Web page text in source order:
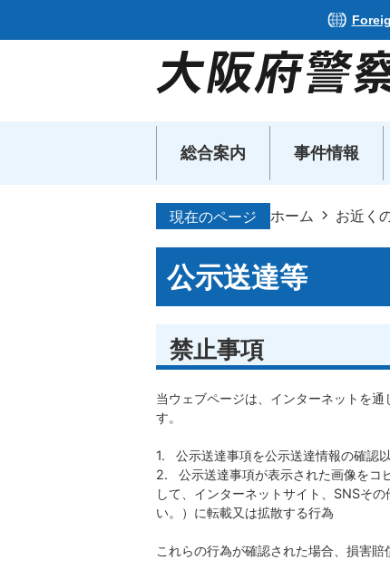
総合案内 事件情報
現在のページ ホーム お近く
公示送達等
禁止事項
当ウェブページは、インターネットを
す。
1. 公示送達事項を公示送達情報の確認
​​​​​​​2. 公示送達事項が表示された画像をコ
して、インターネットサイト、SNSそ
い。）に転載又は拡散する行為
これらの行為が確認された場合、損害賠